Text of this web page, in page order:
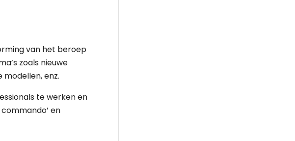
van het beroep
zoals nieuwe
enz.
te werken en
en